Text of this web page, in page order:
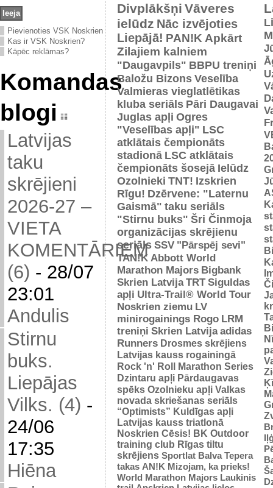
Pievienoties VSK Noskrien
Kas ir VSK Noskrien?
Kāpēc reklāmas?
Komandas
blogi
Latvijas
taku
skrējieni
2026-27 –
VIETA
KOMENTĀRIEM
(6) - 28/07
23:01
Andulis
Stirnu
buks.
Liepājas
Vilks. (4) -
24/06
17:35
Hiēna
Divplākšņi Vāveres
ielūdz Nāc izvējoties
Liepājā! PAN!K Apkārt
Zilajiem kalniem
"Daugavpils" BBPU treniņi
Baložu BizonsVeselība
Valmieras vieglatlētikas
kluba seriāls Pāri Daugavai
Juglas apļi Ogres
"Veselības apļi" LSC
atklātais čempionāts
stadionā LSC atklātais
čempionāts šosejā Ielūdz
Ozolnieki TNT! Izskrien
Rīgu! Dzērvene: "Laternu
Gaismā" taku seriāls
"Stirnu buks" Šri Činmoja
organizācijas skrējienu
seriāls SSV "Pārspēj sevi"
TAN!K Abbott World
Marathon Majors Bigbank
Skrien Latvija TRT Siguldas
apļi Ultra-Trail® World Tour
Noskrien ziemu LV
minirogainings Rogo LRM
treniņi Skrien Latvija adidas
Runners Drosmes skrējiens
Latvijas kauss rogainingā
Rock 'n' Roll Marathon Series
Dzintaru apļi Pārdaugavas
spēks Ozolnieku apļi Valkas
novada skriešanas seriāls
“Optimists” Kuldīgas apļi
Latvijas kauss triatlonā
Noskrien Cēsis! BK Outdoor
training club Rīgas tiltu
skrējiens Sportlat Balva Tepera
takas AN!K Mizojam, ka prieks!
World Marathon Majors Laukinis